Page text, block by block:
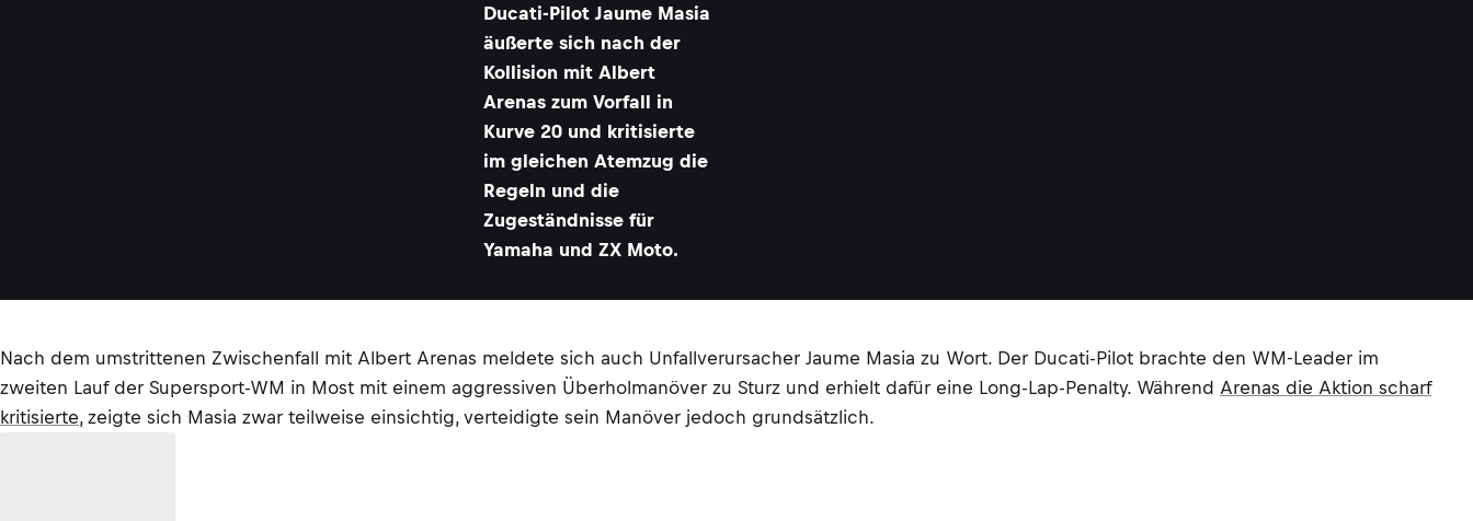
Ducati-Pilot Jaume Masia
äußerte sich nach der
Kollision mit Albert
Arenas zum Vorfall in
Kurve 20 und kritisierte
im gleichen Atemzug die
Regeln und die
Zugeständnisse für
Yamaha und ZX Moto.
Nach dem umstrittenen Zwischenfall mit Albert Arenas meldete sich auch Unfallverursacher Jaume Masia zu Wort. Der Ducati-Pilot brachte den WM-Leader im
zweiten Lauf der Supersport-WM in Most mit einem aggressiven Überholmanöver zu Sturz und erhielt dafür eine Long-Lap-Penalty. Während Arenas die Aktion scharf
kritisierte, zeigte sich Masia zwar teilweise einsichtig, verteidigte sein Manöver jedoch grundsätzlich.